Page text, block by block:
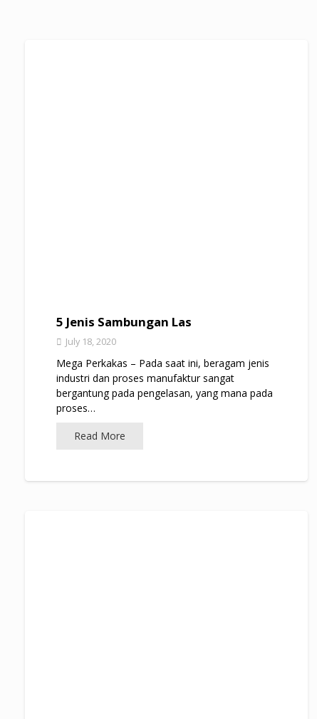
5 Jenis Sambungan Las
July 18, 2020
Mega Perkakas – Pada saat ini, beragam jenis
industri dan proses manufaktur sangat
bergantung pada pengelasan, yang mana pada
proses…
Read More